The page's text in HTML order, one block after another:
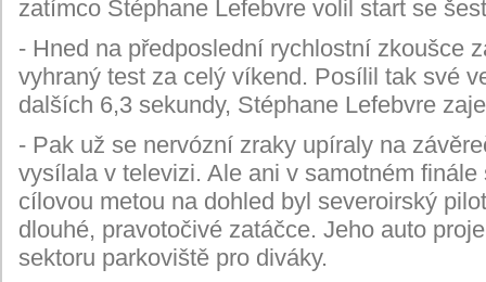
zatímco Stéphane Lefebvre volil start se
- Hned na předposlední rychlostní zkoušce
vyhraný test za celý víkend. Posílil tak své
dalších 6,3 sekundy, Stéphane Lefebvre
- Pak už se nervózní zraky upíraly na
vysílala v televizi. Ale ani v samotném
cílovou metou na dohled byl severoirský
dlouhé, pravotočivé zatáčce. Jeho auto
sektoru parkoviště pro diváky.